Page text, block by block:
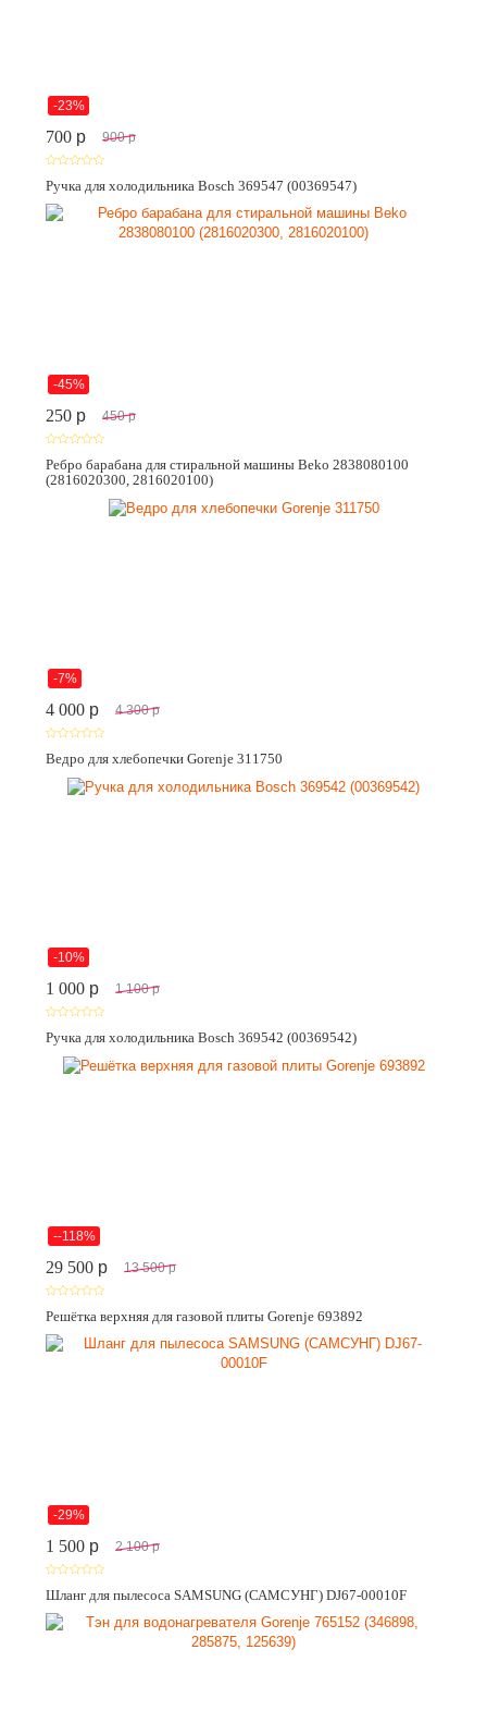
-23%
700 p 900 p
Ручка для холодильника Bosch 369547 (00369547)
-45%
250 p 450 p
Ребро барабана для стиральной машины Beko 2838080100
(2816020300, 2816020100)
-7%
4 000 p 4 300 p
Ведро для хлебопечки Gorenje 311750
-10%
1 000 p 1 100 p
Ручка для холодильника Bosch 369542 (00369542)
--118%
29 500 p 13 500 p
Решётка верхняя для газовой плиты Gorenje 693892
-29%
1 500 p 2 100 p
Шланг для пылесоса SAMSUNG (САМСУНГ) DJ67-00010F